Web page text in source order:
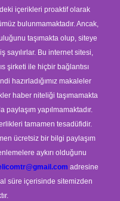
içerikleri proaktif olarak
bulunmamaktadır. Ancak,
taşımakta olup, siteye
sayılırlar. Bu internet sitesi,
şirketi ile hiçbir bağlantısı
hazırladığımız makaleler
haber niteliği taşımamakta
yapılmamaktadır.
tamamen tesadüfidir.
ücretsiz bir bilgi paylaşım
aykırı olduğunu
adresine
süre içerisinde sitemizden